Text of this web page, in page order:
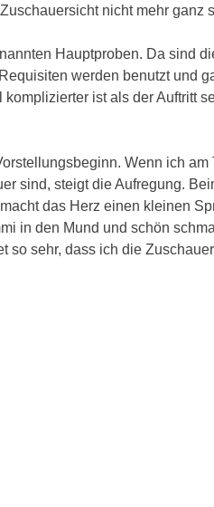
nicht mehr ganz
Hauptproben. Da sind
werden benutzt und
ist als der Auftritt
Wenn ich
sind, steigt die Aufregung.
das Herz einen kleinen
in den Mund und schön
so sehr, dass ich die